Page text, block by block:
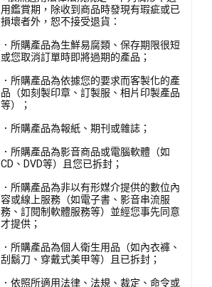
用鑑賞期，除收到商品時發現有瑕疵或已
損壞者外，恕不接受退貨：
．所購產品為生鮮易腐類、保存期限很短
或您取消訂單時即將過期的產品；
．所購產品為依據您的要求而客製化的產
品（如刻製印章、訂製服、相片印製產品
等）；
．所購產品為報紙、期刊或雜誌；
．所購產品為影音商品或電腦軟體（如
CD、DVD等）且您已拆封；
．所購產品為非以有形媒介提供的數位內
容或線上服務（如電子書、影音串流服
務、訂閱制軟體服務等）並經您事先同意
才提供；
．所購產品為個人衛生用品（如內衣褲、
刮鬍刀、穿戴式美甲等）且已拆封；
．依照所適用法律、法規、裁定、命令或